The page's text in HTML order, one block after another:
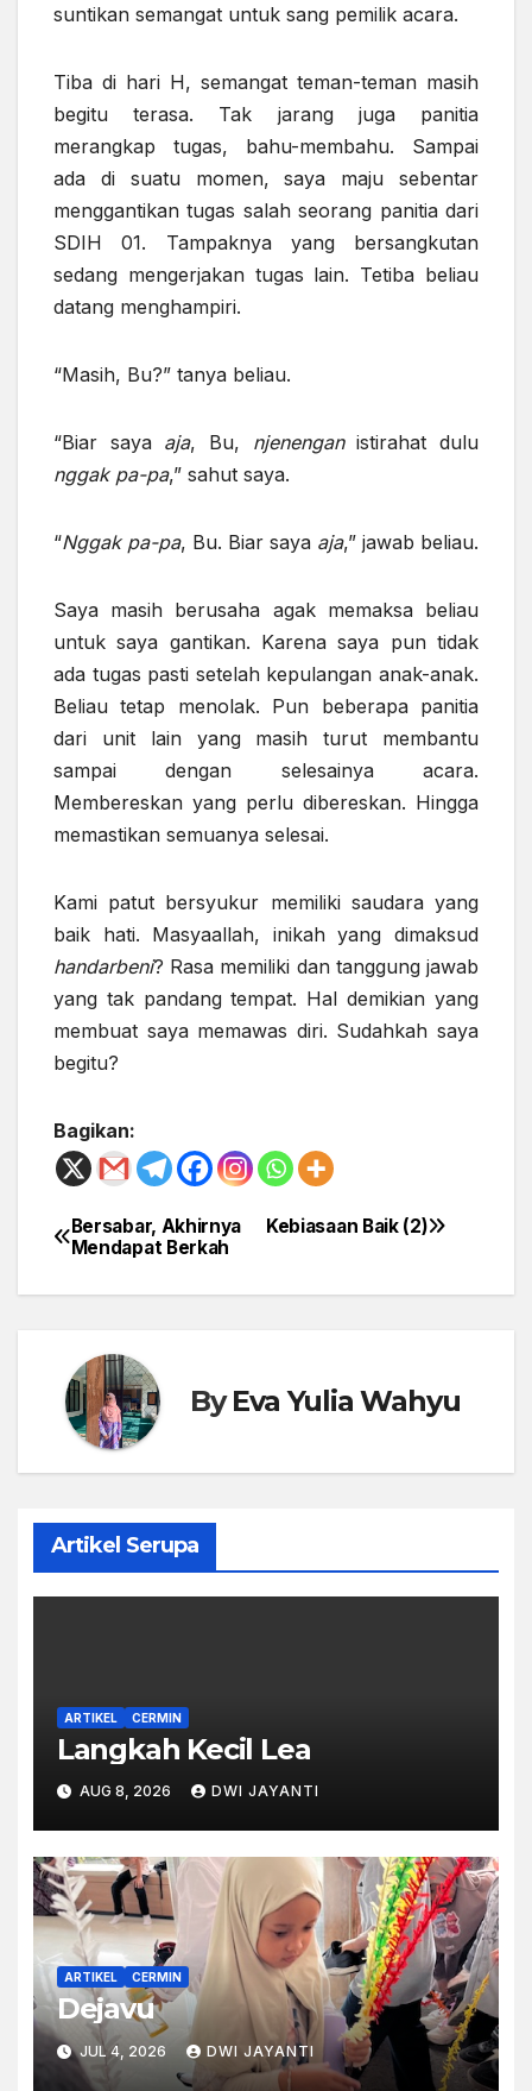
suntikan semangat untuk sang pemilik acara.
Tiba di hari H, semangat teman-teman masih
begitu terasa. Tak jarang juga panitia
merangkap tugas, bahu-membahu. Sampai
ada di suatu momen, saya maju sebentar
menggantikan tugas salah seorang panitia dari
SDIH 01. Tampaknya yang bersangkutan
sedang mengerjakan tugas lain. Tetiba beliau
datang menghampiri.
“Masih, Bu?” tanya beliau.
“Biar saya aja, Bu, njenenganistirahat dulu
nggak pa-pa,” sahut saya.
“Nggak pa-pa, Bu. Biar saya aja,” jawab beliau.
Saya masih berusaha agak memaksa beliau
untuk saya gantikan. Karena saya pun tidak
ada tugas pasti setelah kepulangan anak-anak.
Beliau tetap menolak. Pun beberapa panitia
dari unit lain yang masih turut membantu
sampai dengan selesainya acara.
Membereskan yang perlu dibereskan. Hingga
memastikan semuanya selesai.
Kami patut bersyukur memiliki saudara yang
baik hati. Masyaallah, inikah yang dimaksud
handarbeni? Rasa memiliki dan tanggung jawab
yang tak pandang tempat. Hal demikian yang
membuat saya memawas diri. Sudahkah saya
begitu?
Bagikan:
Post
navigation
Kebiasaan Baik (2)
Bersabar, Akhirnya
Mendapat Berkah
ByEva Yulia Wahyu
Artikel Serupa
ARTIKEL CERMIN
Langkah Kecil Lea
AUG 8, 2026 DWI JAYANTI
ARTIKEL CERMIN
Dejavu
JUL 4, 2026 DWI JAYANTI